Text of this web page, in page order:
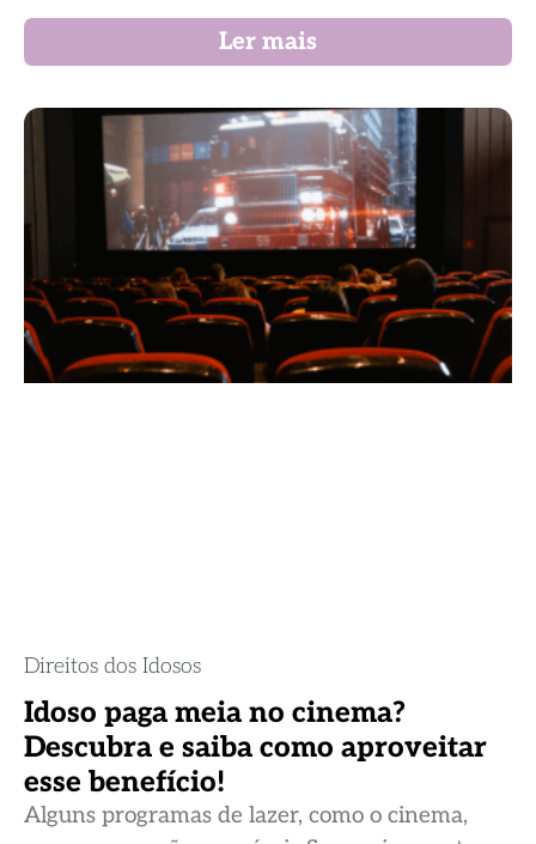
Ler mais
Direitos dos Idosos
Idoso paga meia no cinema?
Descubra e saiba como aproveitar
esse benefício!
Alguns programas de lazer, como o cinema,